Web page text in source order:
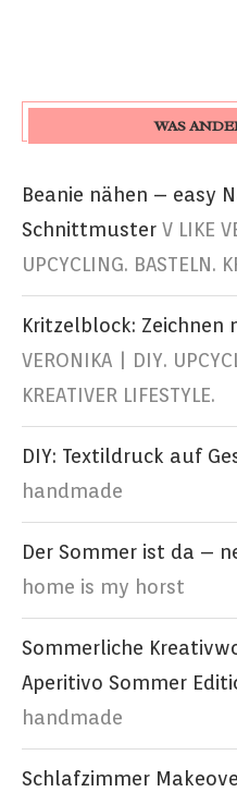
WAS
Beanie nähen – easy
Schnittmuster V LIKE
UPCYCLING. BASTELN.
Kritzelblock: Zeichnen
VERONIKA | DIY.
KREATIVER LIFESTYLE.
DIY: Textildruck auf
handmade
Der Sommer ist da –
home is my horst
Sommerliche
Aperitivo Sommer
handmade
Schlafzimmer